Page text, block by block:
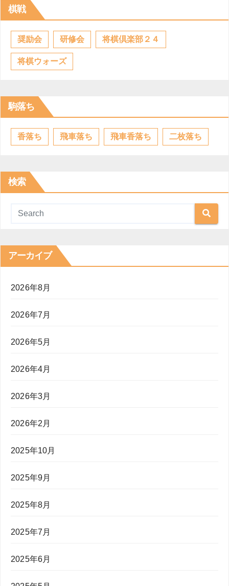
棋戦
奨励会 研修会 将棋倶楽部２４
将棋ウォーズ
駒落ち
香落ち 飛車落ち 飛車香落ち 二枚落ち
検索
アーカイブ
2026年8月
2026年7月
2026年5月
2026年4月
2026年3月
2026年2月
2025年10月
2025年9月
2025年8月
2025年7月
2025年6月